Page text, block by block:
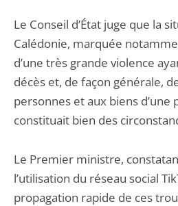
Le Conseil d’État juge que la
Calédonie, marquée
d’une très grande violence
décès et, de façon générale,
personnes et aux biens d’une
constituait bien des
Le Premier ministre,
l’utilisation du réseau social
propagation rapide de ces